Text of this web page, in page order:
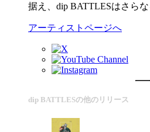
据え、dip BATTLESはさら
アーティストページへ
dip BATTLESの他のリリース